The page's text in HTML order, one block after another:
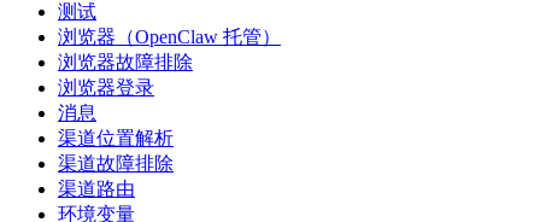
测试
浏览器（OpenClaw 托管）
浏览器故障排除
浏览器登录
消息
渠道位置解析
渠道故障排除
渠道路由
环境变量